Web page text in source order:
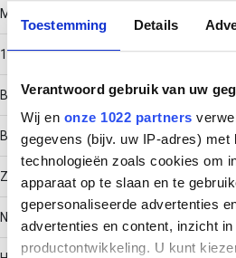
Toestemming Details
Verantwoord gebruik van uw
Wij en onze 1022 partners
gegevens (bijv. uw IP-adres) met
technologieën zoals cookies om
apparaat op te slaan en te
gepersonaliseerde advertenties
advertenties en content, inzicht
productontwikkeling. U kunt
Materiaaldikte
1
Bouwvorm
Bocht star
Zijperforatie
Nee